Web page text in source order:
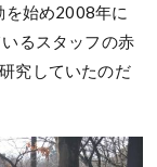
を始め2008年に
るスタッフの赤
究していたのだ